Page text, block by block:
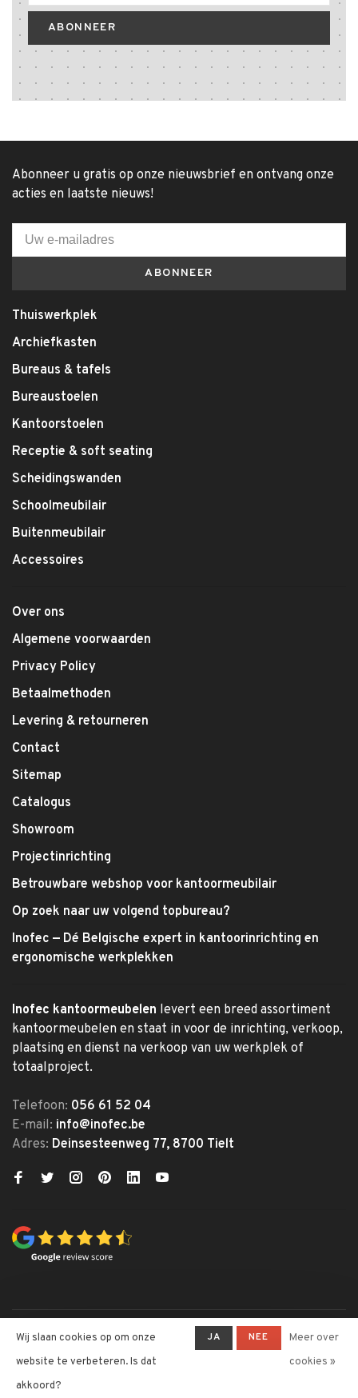
ABONNEER
Abonneer u gratis op onze nieuwsbrief en ontvang onze
acties en laatste nieuws!
ABONNEER
Thuiswerkplek
Archiefkasten
Bureaus & tafels
Bureaustoelen
Kantoorstoelen
Receptie & soft seating
Scheidingswanden
Schoolmeubilair
Buitenmeubilair
Accessoires
Over ons
Algemene voorwaarden
Privacy Policy
Betaalmethoden
Levering & retourneren
Contact
Sitemap
Catalogus
Showroom
Projectinrichting
Betrouwbare webshop voor kantoormeubilair
Op zoek naar uw volgend topbureau?
Inofec — Dé Belgische expert in kantoorinrichting en
ergonomische werkplekken
Inofec kantoormeubelen levert een breed assortiment
kantoormeubelen en staat in voor de inrichting, verkoop,
plaatsing en dienst na verkoop van uw werkplek of
totaalproject.
Telefoon: 056 61 52 04
E-mail: info@inofec.be
Adres: Deinsesteenweg 77, 8700 Tielt
© Copyright 2026 Inofec
-Inofec Kantoormeubelen krijgt
4,6/ op een totaal van
Wij slaan cookies op om onze
website te verbeteren. Is dat
akkoord?
JA NEE
Meer over
cookies »